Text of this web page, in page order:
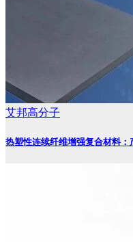
艾邦高分子
热塑性连续纤维增强复合材料